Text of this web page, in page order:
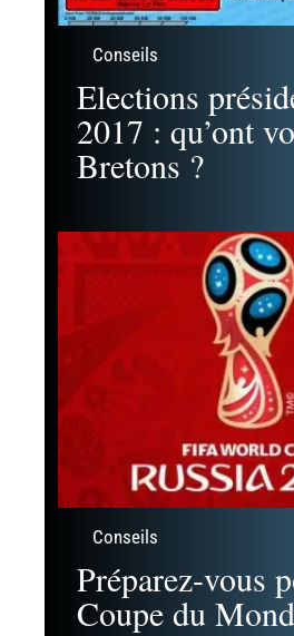
Conseils
Elections
2017 : qu’ont
Bretons ?
Conseils
Préparez-vous
Coupe du